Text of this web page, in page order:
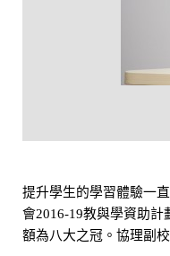
提升學生的學習體驗一
會2016-19教與學資助
額為八大之冠。協理副